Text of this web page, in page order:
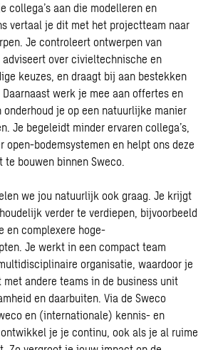
collega’s aan die modelleren en
vertaal je dit met het projectteam naar
Je controleert ontwerpen van
over civieltechnische en
keuzes, en draagt bij aan bestekken
werk je mee aan offertes en
onderhoud je op een natuurlijke manier
Je begeleidt minder ervaren collega’s,
open-bodemsystemen en helpt ons deze
te bouwen binnen Sweco.
we jou natuurlijk ook graag. Je krijgt
verder te verdiepen, bijvoorbeeld
en complexere hoge-
Je werkt in een compact team
organisatie, waardoor je
andere teams in de business unit
en daarbuiten. Via de Sweco
en (internationale) kennis- en
je je continu, ook als je al ruime